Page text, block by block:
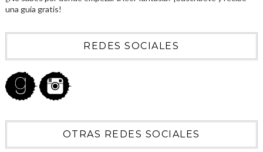
una guía gratis!
REDES SOCIALES
OTRAS REDES SOCIALES